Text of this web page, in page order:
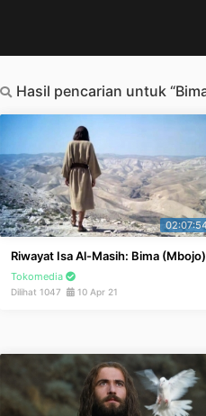
Hasil pencarian untuk
Riwayat Isa Al-Masih: Bima (Mbojo)
Tokomedia
Dilihat 1047 10 Apr 21